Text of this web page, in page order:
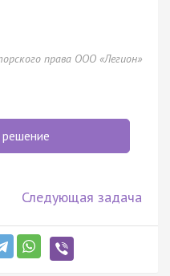
права ООО «Легион»
Следующая задача